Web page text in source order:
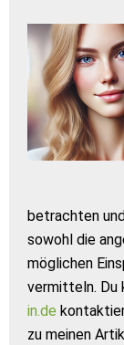
betrachten
sowohl die
möglichen
vermitteln. Du
in.de
zu meinen